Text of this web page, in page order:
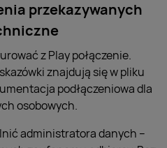
przekazywanych
z Play połączenie.
znajdują się w pliku
podłączeniowa dla
osobowych.
administratora danych –